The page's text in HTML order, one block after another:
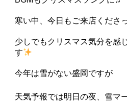
寒い中、今日もご来店くださ
少しでもクリスマス気分を感
す
今年は雪がない盛岡ですが
天気予報では明日の夜、雪マ